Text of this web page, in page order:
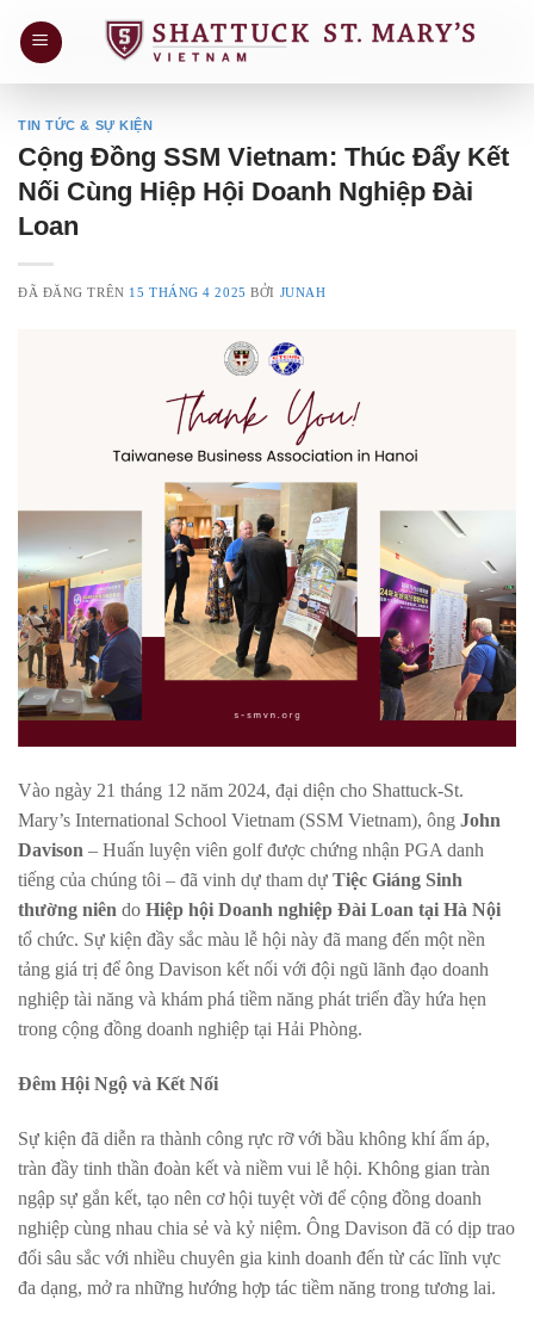
đến
TIN TỨC & SỰ KIỆN
Cộng Đồng SSM Vietnam: Thúc Đẩy Kết
Nối Cùng Hiệp Hội Doanh Nghiệp Đài
Loan
ĐÃ ĐĂNG TRÊN 15 THÁNG 4 2025 BỞI JUNAH
Vào ngày 21 tháng 12 năm 2024, đại diện cho Shattuck-St.
Mary’s International School Vietnam (SSM Vietnam), ông John
Davison – Huấn luyện viên golf được chứng nhận PGA danh
tiếng của chúng tôi – đã vinh dự tham dự Tiệc Giáng Sinh
thường niên do Hiệp hội Doanh nghiệp Đài Loan tại Hà Nội
tổ chức. Sự kiện đầy sắc màu lễ hội này đã mang đến một nền
tảng giá trị để ông Davison kết nối với đội ngũ lãnh đạo doanh
nghiệp tài năng và khám phá tiềm năng phát triển đầy hứa hẹn
trong cộng đồng doanh nghiệp tại Hải Phòng.
Đêm Hội Ngộ và Kết Nối
Sự kiện đã diễn ra thành công rực rỡ với bầu không khí ấm áp,
tràn đầy tinh thần đoàn kết và niềm vui lễ hội. Không gian tràn
ngập sự gắn kết, tạo nên cơ hội tuyệt vời để cộng đồng doanh
nghiệp cùng nhau chia sẻ và kỷ niệm. Ông Davison đã có dịp trao
đổi sâu sắc với nhiều chuyên gia kinh doanh đến từ các lĩnh vực
đa dạng, mở ra những hướng hợp tác tiềm năng trong tương lai.